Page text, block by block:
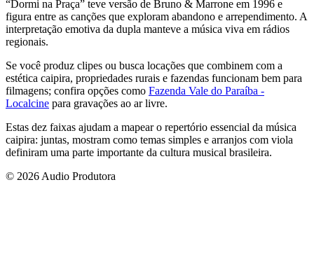
“Dormi na Praça” teve versão de Bruno & Marrone em 1996 e
figura entre as canções que exploram abandono e arrependimento. A
interpretação emotiva da dupla manteve a música viva em rádios
regionais.
Se você produz clipes ou busca locações que combinem com a
estética caipira, propriedades rurais e fazendas funcionam bem para
filmagens; confira opções como Fazenda Vale do Paraíba -
Localcine para gravações ao ar livre.
Estas dez faixas ajudam a mapear o repertório essencial da música
caipira: juntas, mostram como temas simples e arranjos com viola
definiram uma parte importante da cultura musical brasileira.
© 2026 Audio Produtora